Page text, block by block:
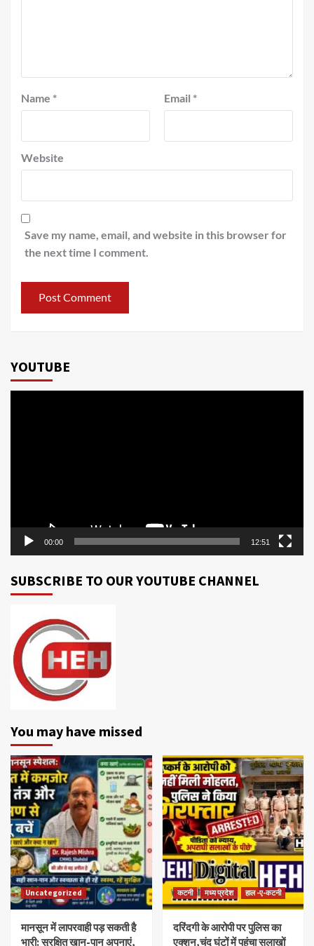
Name * Email *
Website
Save my name, email, and website in this browser for
the next time I comment.
YOUTUBE
00:00 12:51
SUBSCRIBE TO OUR YOUTUBE CHANNEL
You may have missed
Uncategorized
मानसून में लापरवाही पड़ सकती है
भारी: सुरक्षित खान-पान अपनाएं,
कटनी मध्य प्रदेश हाल -ए-कटनी
दरिंदगी के आरोपी पर पुलिस का
एक्शन,चंद घंटों में पहुंचा सलाखों